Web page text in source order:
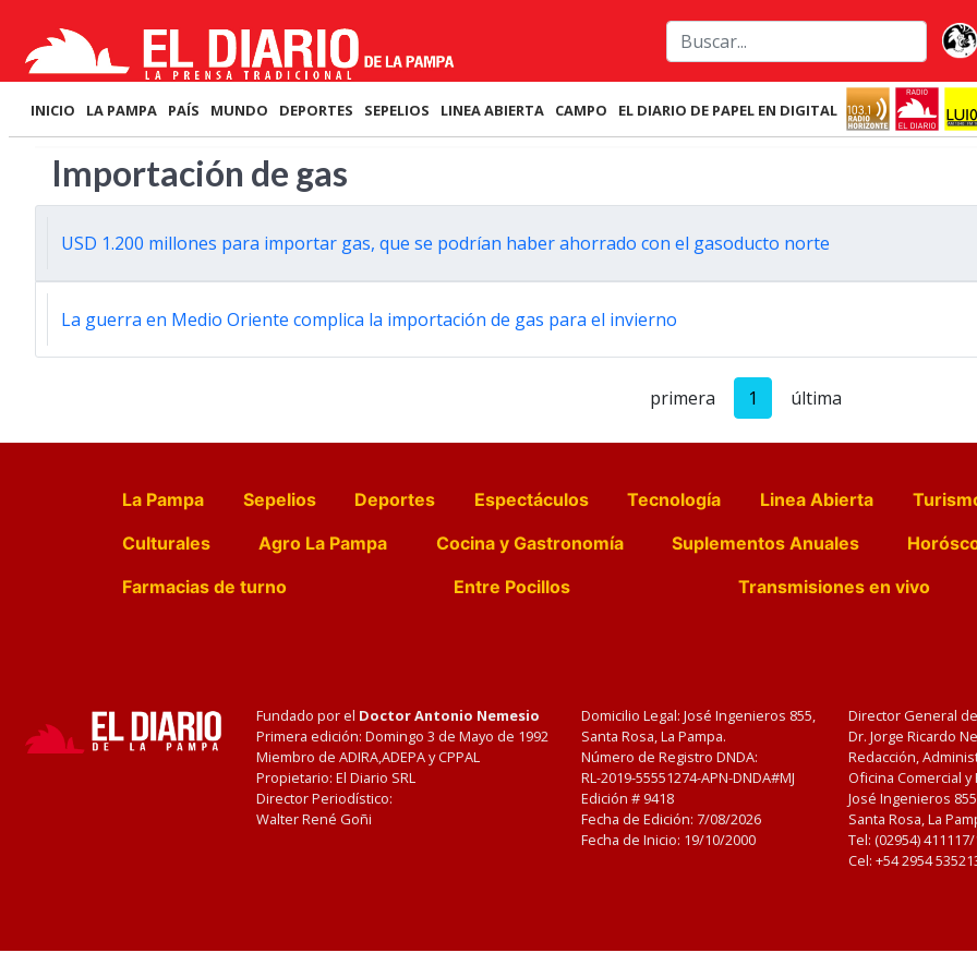
INICIO LA PAMPA PAÍS MUNDO DEPORTES SEPELIOS LINEA ABIERTA CAMPO EL DIARIO DE PAPEL EN DIGITAL
Importación de gas
USD 1.200 millones para importar gas, que se podrían haber ahorrado con el gasoducto norte
La guerra en Medio Oriente complica la importación de gas para el invierno
primera 1 última
La Pampa Sepelios Deportes Espectáculos Tecnología Linea Abierta
Culturales
Agro La Pampa Cocina y Gastronomía Suplementos Anuales
Farmacias de turno
Entre Pocillos Transmisiones en vivo
Fundado por el Doctor Antonio Nemesio
Primera edición: Domingo 3 de Mayo de 1992
Miembro de ADIRA,ADEPA y CPPAL
Propietario: El Diario SRL
Director Periodístico:
Walter René Goñi
Domicilio Legal: José Ingenieros 855,
Santa Rosa, La Pampa.
Número de Registro DNDA:
RL-2019-55551274-APN-DNDA#MJ
Edición # 9418
Fecha de Edición: 7/08/2026
Fecha de Inicio: 19/10/2000
Director General
Dr. Jorge Ricardo
Redacción,
Oficina Comercial
José Ingenieros
Santa Rosa, La
Tel: (02954)
Cel: +54 2954